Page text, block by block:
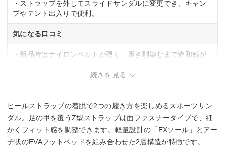
・ストラップを外してスライドサンダルに変更でき、キャン
プやテント出入りで便利。
気になる口コミ
・新品時はナイロンベルトが硬く、履き馴染むまで違和感が
続きを見る
ヒールストラップの着脱で2つの履き方を楽しめるスポーツサン
ダル。足の甲を覆うZ型ストラップは面ファスナータイプで、細
かくフィット感を調整できます。軽量設計の「EXソール」とアー
チ状のEVAフットベッドを組み合わせた2層構造が特徴です。